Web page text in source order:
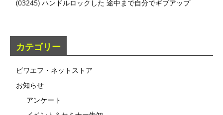
(03245) ハンドルロックした 途中まで自分でギブアップ
カテゴリー
ビワエフ・ネットストア
お知らせ
アンケート